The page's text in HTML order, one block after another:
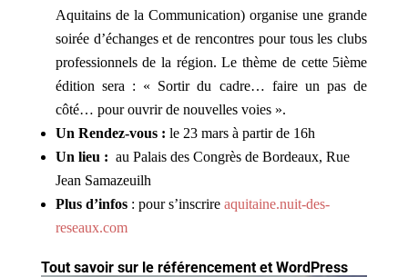
Aquitains de la Communication) organise une grande
soirée d’échanges et de rencontres pour tous les clubs
professionnels de la région. Le thème de cette 5ième
édition sera : « Sortir du cadre… faire un pas de
côté… pour ouvrir de nouvelles voies ».
Un Rendez-vous : le 23 mars à partir de 16h
Un lieu : au Palais des Congrès de Bordeaux, Rue
Jean Samazeuilh
Plus d’infos: pour s’inscrire aquitaine.nuit-des-
reseaux.com
Tout savoir sur le référencement et WordPress